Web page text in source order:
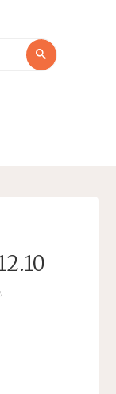
Search
Search